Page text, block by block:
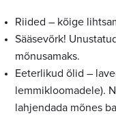
Riided – kõige
Sääsevõrk!
mõnusamaks.
Eeterlikud õlid –
lemmikloomadele).
lahjendada mõnes